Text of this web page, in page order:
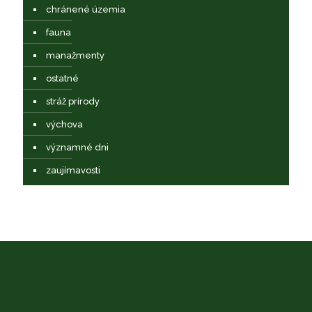
chránené územia
fauna
manažmenty
ostatné
stráž prírody
výchova
významné dni
zaujímavosti